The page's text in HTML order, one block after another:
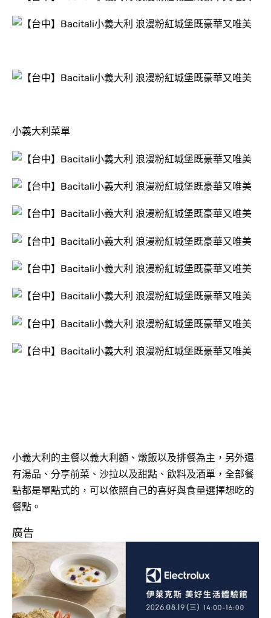
小義大利菜單
小義大利的主餐以義大利麵、燉飯以及排餐為主，另外還
有湯品、分享前菜、沙拉以及甜點、飲料及酒單，全部餐
點都是單點式的，可以依照自己的喜好與食量選擇想吃的
餐點。
廣告